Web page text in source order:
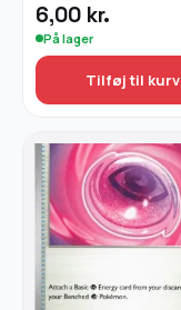
6,00 kr.
På lager
Tilføj til kurv